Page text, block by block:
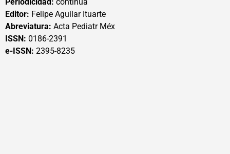
Editor: Felipe Aguilar Ituarte
Abreviatura: Acta Pediatr Méx
ISSN: 0186-2391
e-ISSN: 2395-8235